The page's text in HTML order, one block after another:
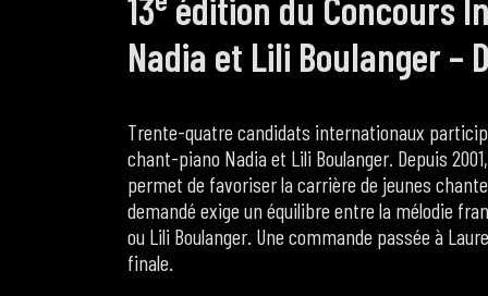
Nadia et Lili Boulanger –
Trente-quatre candidats internationaux
chant-piano Nadia et Lili Boulanger. Depuis
permet de favoriser la carrière de jeunes
demandé exige un équilibre entre la mélodie
ou Lili Boulanger. Une commande passée à
finale.